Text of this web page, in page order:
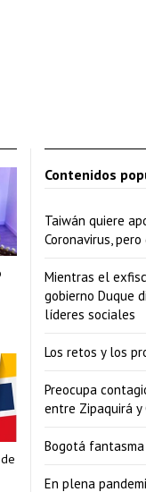
Contenidos
Taiwán quiere
Coronavirus,
Mientras el
gobierno Duque
líderes sociales
Los retos y los
Preocupa
entre Zipaquirá y
Bogotá fantasma
En plena